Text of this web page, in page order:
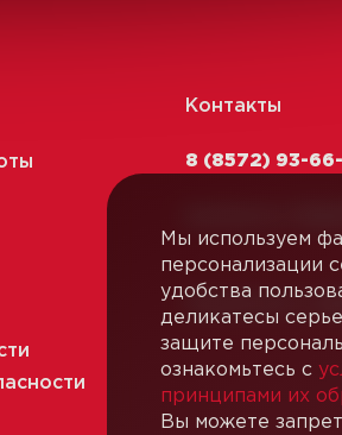
Мы используем
персонализации
удобства
деликатесы
защите
ознакомьтесь с
принципами их
Вы можете
Контакты
8 (8572) 93-